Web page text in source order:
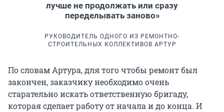
лучше не продолжать или сразу
переделывать заново»
РУКОВОДИТЕЛЬ ОДНОГО ИЗ РЕМОНТНО-
СТРОИТЕЛЬНЫХ КОЛЛЕКТИВОВ АРТУР
По словам Артура, для того чтобы ремонт был
закончен, заказчику необходимо очень
старательно искать ответственную бригаду,
которая сделает работу от начала и до конца. И